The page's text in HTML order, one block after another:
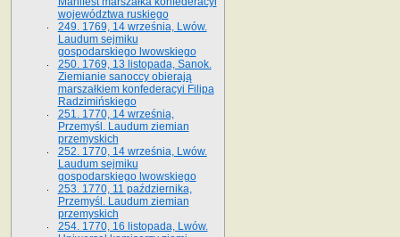
województwa ruskiego
249. 1769, 14 września, Lwów.
Laudum sejmiku
gospodarskiego lwowskiego
250. 1769, 13 listopada, Sanok.
Ziemianie sanoccy obierają
marszałkiem konfederacyi Filipa
Radzimińskiego
251. 1770, 14 września,
Przemyśl. Laudum ziemian
przemyskich
252. 1770, 14 września, Lwów.
Laudum sejmiku
gospodarskiego lwowskiego
253. 1770, 11 października,
Przemyśl. Laudum ziemian
przemyskich
254. 1770, 16 listopada, Lwów.